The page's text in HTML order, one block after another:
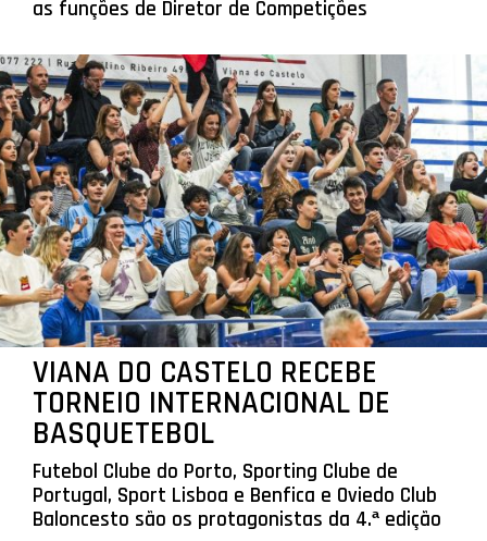
as funções de Diretor de Competições
VIANA DO CASTELO RECEBE
TORNEIO INTERNACIONAL DE
BASQUETEBOL
Futebol Clube do Porto, Sporting Clube de
Portugal, Sport Lisboa e Benfica e Oviedo Club
Baloncesto são os protagonistas da 4.ª edição